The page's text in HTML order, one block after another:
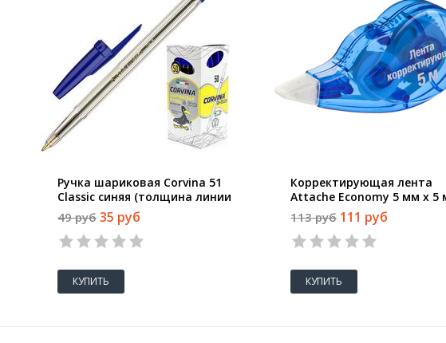
Ручка шариковая Corvina 51
Classic синяя (толщина линии
0.7 мм)
49 руб 35 руб
КУПИТЬ
Корректирующая лента
Attache Economy 5 мм x 5
113 руб 111 руб
КУПИТЬ